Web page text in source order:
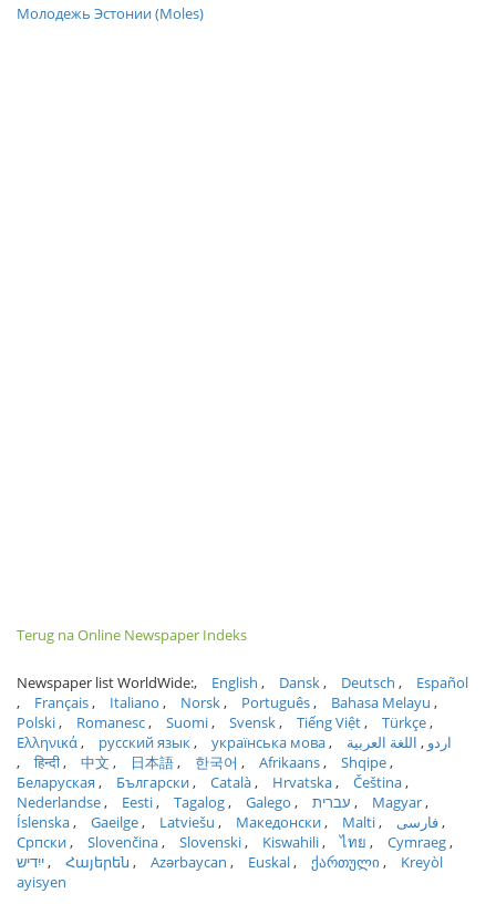
Молодежь Эстонии (Moles)
Terug na Online Newspaper Indeks
Newspaper list WorldWide: English Dansk Deutsch
Español
Français
Italiano Norsk Português
Bahasa Melayu
Polski
Romanesc Suomi Svensk Tiếng Việt
Türkçe
Ελληνικά
русский язык українська мова اردو
اللغة العربية
हिन्दी
中文 日本語 한국어 Afrikaans
Shqipe
Беларуская
Български Català Hrvatska
Čeština
Nederlandse
Eesti Tagalog Galego עברית
Magyar
Íslenska
Gaeilge Latviešu Македонски Malti
فارسی
Српски
Slovenčina Slovenski Kiswahili ไทย
Cymraeg
ייִדיש
Հայերեն Azərbaycan Euskal ქართული
Kreyòl
ayisyen